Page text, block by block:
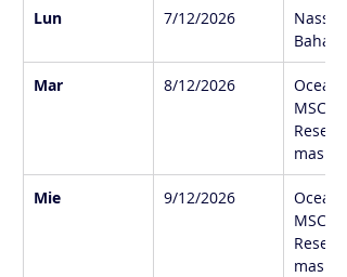
Lun 7/12/2026
Nassau,
Mar 8/12/2026
Ocean
MSC
mas
Mie 9/12/2026
Ocean
MSC
mas